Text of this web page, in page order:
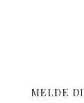
MELDE